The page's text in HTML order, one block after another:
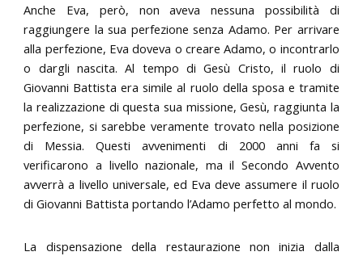
Anche Eva, però, non aveva nessuna possibilità di
raggiungere la sua perfezione senza Adamo. Per arrivare
alla perfezione, Eva doveva o creare Adamo, o incontrarlo
o dargli nascita. Al tempo di Gesù Cristo, il ruolo di
Giovanni Battista era simile al ruolo della sposa e tramite
la realizzazione di questa sua missione, Gesù, raggiunta la
perfezione, si sarebbe veramente trovato nella posizione
di Messia. Questi avvenimenti di 2000 anni fa si
verificarono a livello nazionale, ma il Secondo Avvento
avverrà a livello universale, ed Eva deve assumere il ruolo
di Giovanni Battista portando l’Adamo perfetto al mondo.
La dispensazione della restaurazione non inizia dalla